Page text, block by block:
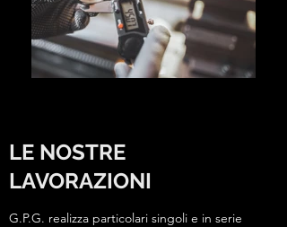
LE NOSTRE
LAVORAZIONI
G.P.G. realizza particolari singoli e in serie